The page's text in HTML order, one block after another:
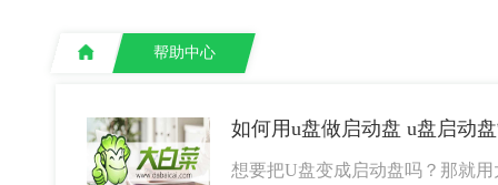
帮助中心
如何用u盘做启动盘 u盘启动
想要把U盘变成启动盘吗？那就